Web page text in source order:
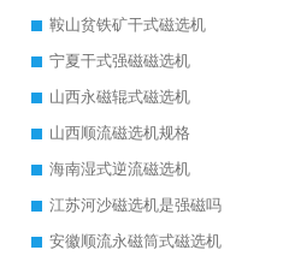
鞍山贫铁矿干式磁选机
宁夏干式强磁磁选机
山西永磁辊式磁选机
山西顺流磁选机规格
海南湿式逆流磁选机
江苏河沙磁选机是强磁吗
安徽顺流永磁筒式磁选机